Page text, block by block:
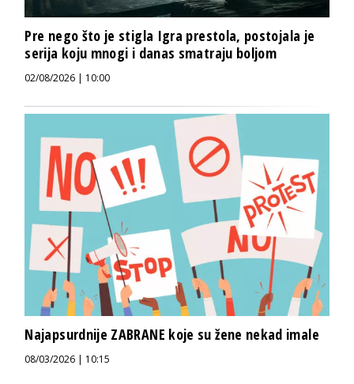
Pre nego što je stigla Igra prestola, postojala je
serija koju mnogi i danas smatraju boljom
02/08/2026 | 10:00
Najapsurdnije ZABRANE koje su žene nekad imale
08/03/2026 | 10:15